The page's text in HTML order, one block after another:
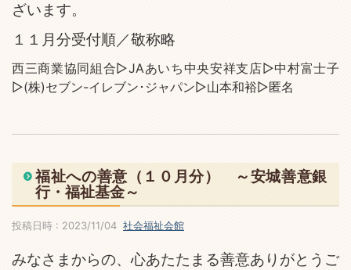
ざいます。
１１月分受付順／敬称略
西三商業協同組合▷JAあいち中央安祥支店▷中村富士子
▷(株)セブン-イレブン･ジャパン▷山本和裕▷匿名
福祉への善意（１０月分） ～安城善意銀
行・福祉基金～
投稿日時 : 2023/11/04 社会福祉会館
みなさまからの、心あたたまる善意ありがとうご